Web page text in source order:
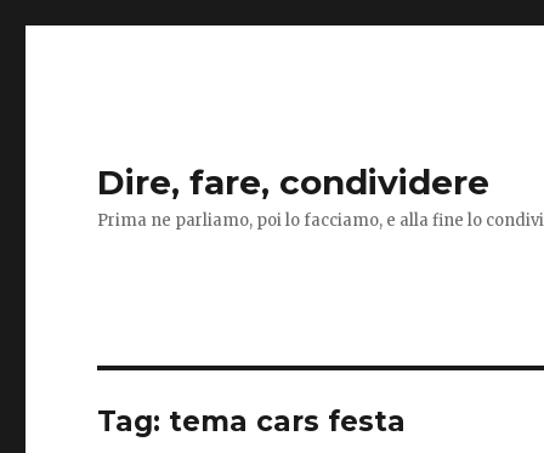
Dire, fare, condividere
Prima ne parliamo, poi lo facciamo, e alla fine lo
Tag: tema cars festa